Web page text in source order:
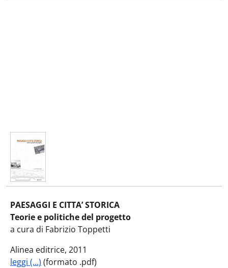
PAESAGGI E CITTA’ STORICA
Teorie e politiche del progetto
a cura di Fabrizio Toppetti
Alinea editrice, 2011
leggi (...) (formato .pdf)